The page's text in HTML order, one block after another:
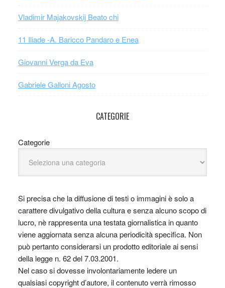
Vladimir Majakovskij Beato chi
11 Iliade -A. Baricco Pandaro e Enea
Giovanni Verga da Eva
Gabriele Galloni Agosto
CATEGORIE
Categorie
Si precisa che la diffusione di testi o immagini è solo a
carattere divulgativo della cultura e senza alcuno scopo di
lucro, nè rappresenta una testata giornalistica in quanto
viene aggiornata senza alcuna periodicità specifica. Non
può pertanto considerarsi un prodotto editoriale ai sensi
della legge n. 62 del 7.03.2001.
Nel caso si dovesse involontariamente ledere un
qualsiasi copyright d’autore, il contenuto verrà rimosso